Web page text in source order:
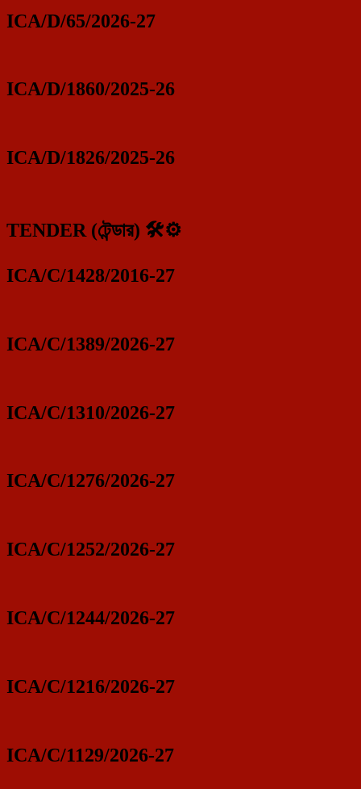
ICA/D/65/2026-27
ICA/D/1860/2025-26
ICA/D/1826/2025-26
TENDER (টেন্ডার) 🛠️⚙️
ICA/C/1428/2016-27
ICA/C/1389/2026-27
ICA/C/1310/2026-27
ICA/C/1276/2026-27
ICA/C/1252/2026-27
ICA/C/1244/2026-27
ICA/C/1216/2026-27
ICA/C/1129/2026-27